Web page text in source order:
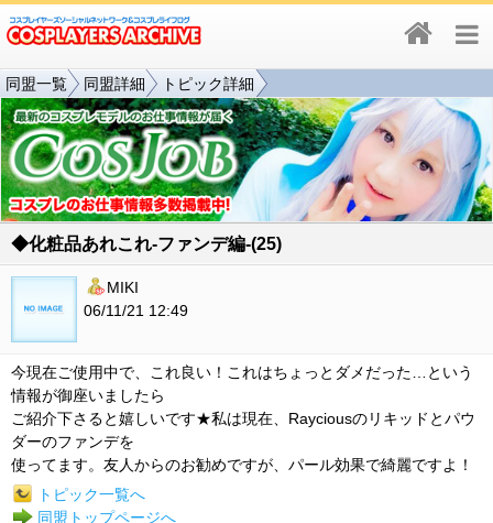
同盟一覧 同盟詳細 トピック詳細
◆化粧品あれこれ-ファンデ編-(25)
MIKI
06/11/21 12:49
今現在ご使用中で、これ良い！これはちょっとダメだった…という
情報が御座いましたら
ご紹介下さると嬉しいです★私は現在、Rayciousのリキッドとパウ
ダーのファンデを
使ってます。友人からのお勧めですが、パール効果で綺麗ですよ！
トピック一覧へ
同盟トップページへ